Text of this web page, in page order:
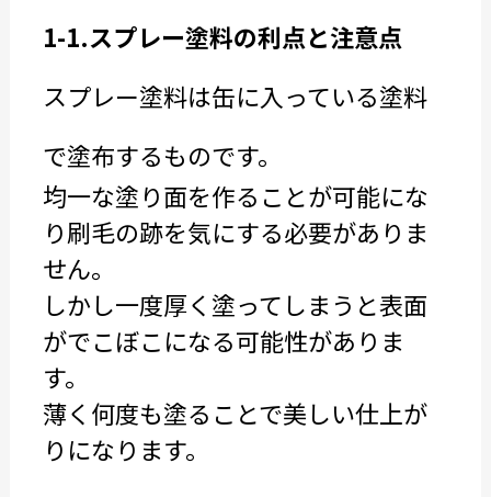
1-1.スプレー塗料の利点と注意点
スプレー塗料は缶に入っている塗料
で塗布するものです。
均一な塗り面を作ることが可能にな
り刷毛の跡を気にする必要がありま
せん。
しかし一度厚く塗ってしまうと表面
がでこぼこになる可能性がありま
す。
薄く何度も塗ることで美しい仕上が
りになります。